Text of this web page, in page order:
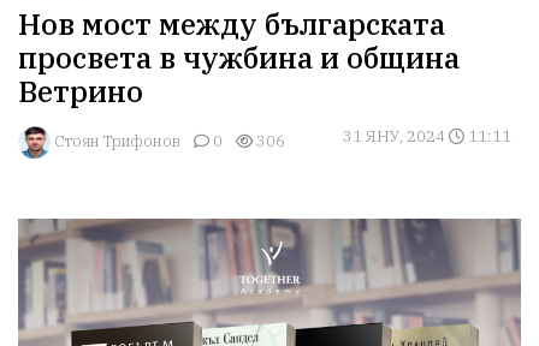
Нов мост между българската
просвета в чужбина и община
Ветрино
Стоян Трифонов 0 306 31 ЯНУ, 2024 11:11